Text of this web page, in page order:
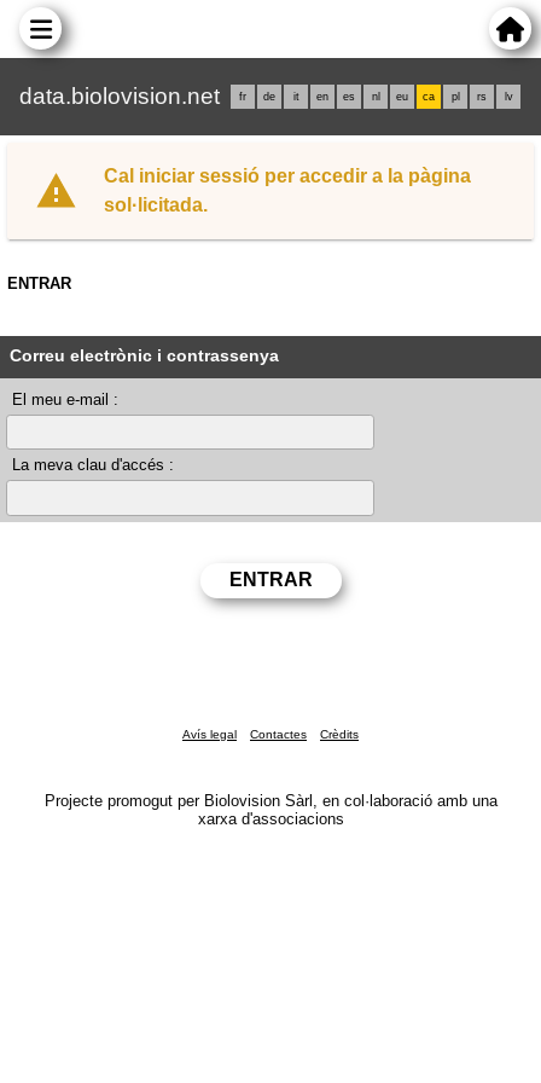
data.biolovision.net fr de it en es nl eu ca pl rs lv
Cal iniciar sessió per accedir a la pàgina
sol·licitada.
ENTRAR
Correu electrònic i contrassenya
El meu e-mail :
La meva clau d'accés :
Avís legal Contactes Crèdits
Projecte promogut per Biolovision Sàrl, en col·laboració amb una
xarxa d'associacions